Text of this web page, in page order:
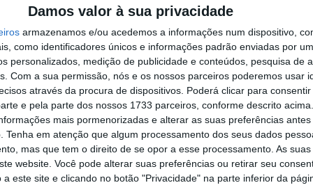
Damos valor à sua privacidade
armazenamos e/ou acedemos a informações num dispositivo,
como identificadores únicos e informações padrão enviadas por
personalizados, medição de publicidade e conteúdos, pesquisa de
Com a sua permissão, nós e os nossos parceiros poderemos usar
através da procura de dispositivos. Poderá clicar para consentir
e pela parte dos nossos 1733 parceiros, conforme descrito
mais pormenorizadas e alterar as suas preferências
Tenha em atenção que algum processamento dos seus dados
mas que tem o direito de se opor a esse processamento. As
website. Você pode alterar suas preferências ou retirar seu
este site e clicando no botão "Privacidade" na parte inferior da